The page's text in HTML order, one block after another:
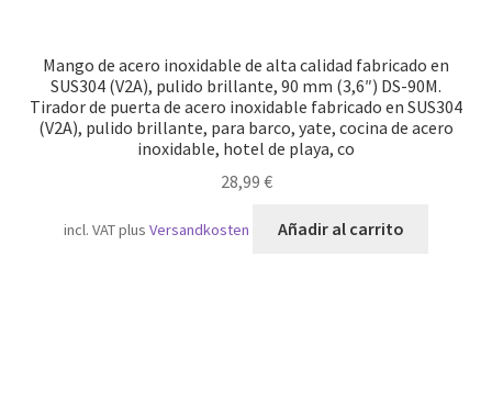
Mango de acero inoxidable de alta calidad fabricado en
SUS304 (V2A), pulido brillante, 90 mm (3,6″) DS-90M.
Tirador de puerta de acero inoxidable fabricado en SUS304
(V2A), pulido brillante, para barco, yate, cocina de acero
inoxidable, hotel de playa, co
28,99 €
incl. VATplus Versandkosten Añadir al carrito